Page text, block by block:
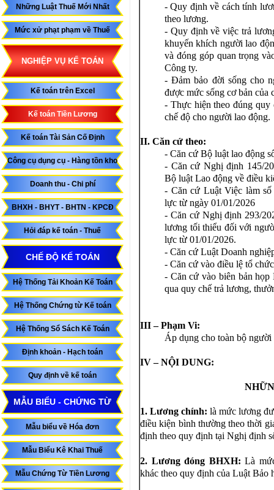
Những Luật Thuế Mới Nhất
Mức xử phạt phạm về Thuế
NGHIỆP VỤ KẾ TOÁN
Kế toán trên Excel
Kế toán Tiền Lương
Kế toán Tài Sản Cố Định
Công cụ dụng cụ - Hàng tồn kho
Doanh thu - Chi phí
BHXH - BHYT - BHTN - KPCĐ
Hỏi đáp kế toán - Thuế
CHẾ ĐỘ KẾ TOÁN
Hệ Thống Tải Khoản Kế Toán
Hệ Thống Chứng từ Kế toán
Hệ Thống Sổ Sách Kế Toán
Định khoản - Hạch toán
Quy định về kế toán
MẪU BIỂU - CHỨNG TỪ
Mẫu biểu về Hóa đơn
Mẫu Biểu Kê Khai Thuế
Mẫu Chứng Từ Tiền Lương
- Quy định về cách tính
theo lương.
- Quy định về việc trả
khuyến khích người lao
và đóng góp quan trọng
Công ty.
- Đảm bảo đời sống cho
được mức sống cơ bản của
- Thực hiện theo đúng quy
chế độ cho người lao động.
II. Căn cứ theo:
- Căn cứ Bộ luật lao động
- Căn cứ Nghị định 145/
Bộ luật Lao động về điều
- Căn cứ Luật Việc làm số
lực từ ngày 01/01/2026
- Căn cứ Nghị định 293/
lương tối thiểu đối với
lực từ 01/01/2026.
- Căn cứ Luật Doanh
- Căn cứ vào điều lệ tổ
- Căn cứ vào biên bản
qua quy chế trả lương,
III – Phạm Vi:
Áp dụng cho toàn bộ
IV – NỘI DUNG:
1. Lương chính: là mức lương
điều kiện bình thường theo thời
định theo quy định tại Nghị định
2. Lương đóng BHXH: Là
khác theo quy định của Luật Bảo